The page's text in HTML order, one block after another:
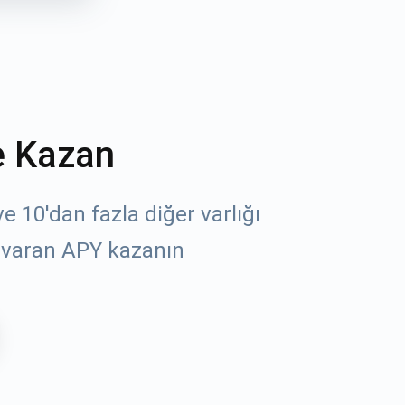
Kazan
10'dan fazla diğer varlığı
APY kazanın